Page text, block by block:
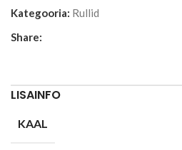
Kategooria: Rullid
Share:
LISAINFO
KAAL